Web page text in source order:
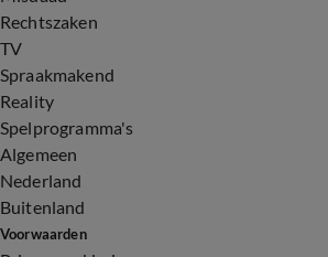
Rechtszaken
TV
Spraakmakend
Reality
Spelprogramma's
Algemeen
Nederland
Buitenland
Voorwaarden